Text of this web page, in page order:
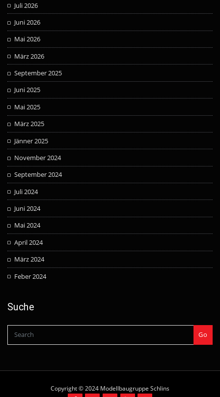
Juli 2026
Juni 2026
Mai 2026
März 2026
September 2025
Juni 2025
Mai 2025
März 2025
Jänner 2025
November 2024
September 2024
Juli 2024
Juni 2024
Mai 2024
April 2024
März 2024
Feber 2024
Suche
Go
Copyright © 2024 Modellbaugruppe Schlins